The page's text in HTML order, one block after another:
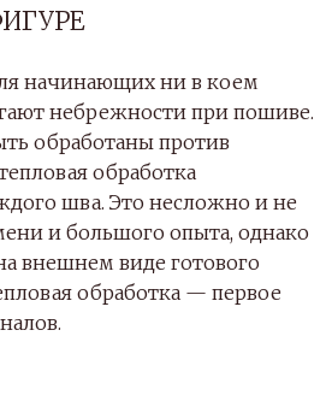
начинающих ни в коем
небрежности при пошиве.
обработаны против
обработка
шва. Это несложно и не
и большого опыта, однако
внешнем виде готового
обработка — первое